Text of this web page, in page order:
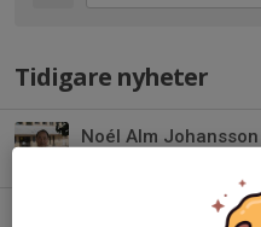
Tidigare nyheter
Christer Olsson blir